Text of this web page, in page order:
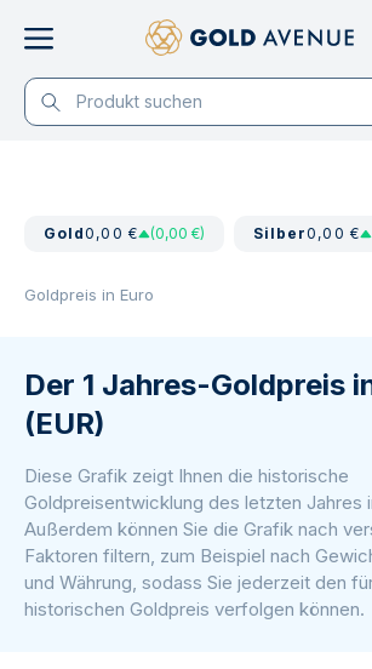
Gold0,00 € (0,00 €) Silber0,00 €
Goldpreis in Euro
Der 1 Jahres-Goldpreis
(EUR)
Diese Grafik zeigt Ihnen die historische
Goldpreisentwicklung des letzten Jahres
Außerdem können Sie die Grafik nach
Faktoren filtern, zum Beispiel nach
und Währung, sodass Sie jederzeit den
historischen Goldpreis verfolgen können.